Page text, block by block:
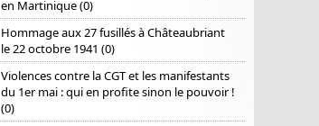
en Martinique (0)
Hommage aux 27 fusillés à Châteaubriant
le 22 octobre 1941 (0)
Violences contre la CGT et les manifestants
du 1er mai : qui en profite sinon le pouvoir !
(0)